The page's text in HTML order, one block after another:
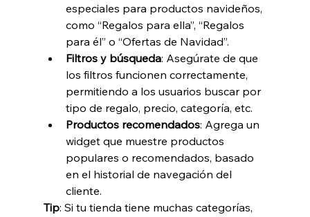
especiales para productos navideños,
como “Regalos para ella”, “Regalos
para él” o “Ofertas de Navidad”.
Filtros y búsqueda: Asegúrate de que
los filtros funcionen correctamente,
permitiendo a los usuarios buscar por
tipo de regalo, precio, categoría, etc.
Productos recomendados: Agrega un
widget que muestre productos
populares o recomendados, basado
en el historial de navegación del
cliente.
Tip: Si tu tienda tiene muchas categorías,